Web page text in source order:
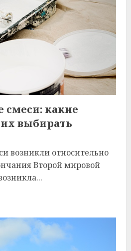
смеси: какие
выбирать
возникли относительно
Второй мировой